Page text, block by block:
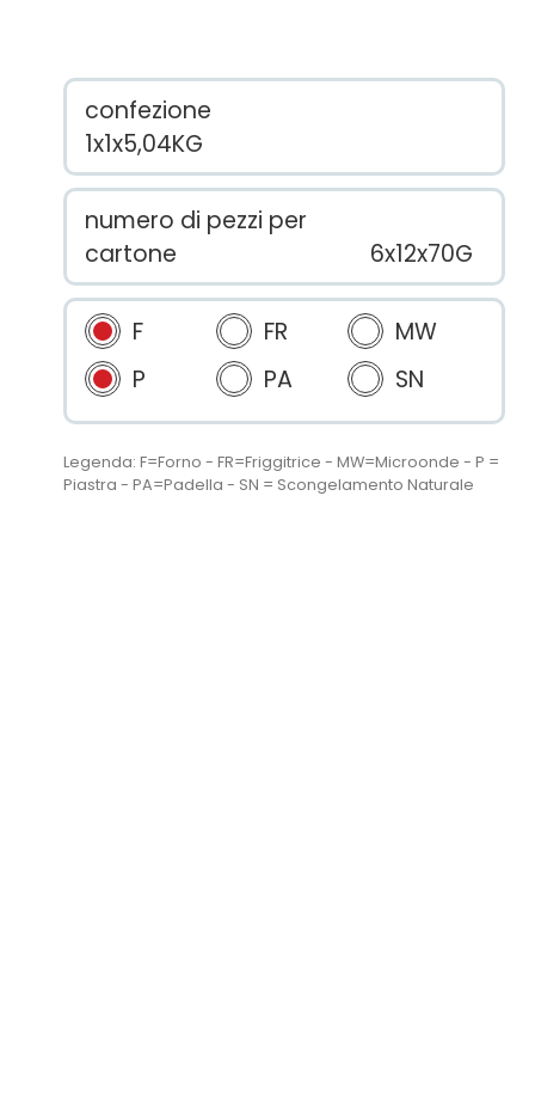
confezione
1x1x5,04KG
numero di pezzi per
cartone
6x12x70G
F FR
MW
P
PA SN
Legenda: F=Forno - FR=Friggitrice - MW=Microonde - P =
Piastra - PA=Padella - SN = Scongelamento Naturale